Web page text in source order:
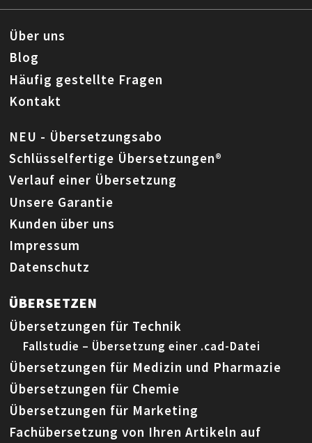
Über uns
Blog
Häufig gestellte Fragen
Kontakt
NEU - Übersetzungsabo
Schlüsselfertige Übersetzungen®
Verlauf einer Übersetzung
Unsere Garantie
Kunden über uns
Impressum
Datenschutz
ÜBERSETZEN
Übersetzungen für Technik
Fallstudie – Übersetzung einer .cad-Datei
Übersetzungen für Medizin und Pharmazie
Übersetzungen für Chemie
Übersetzungen für Marketing
Fachübersetzung von Ihren Artikeln auf